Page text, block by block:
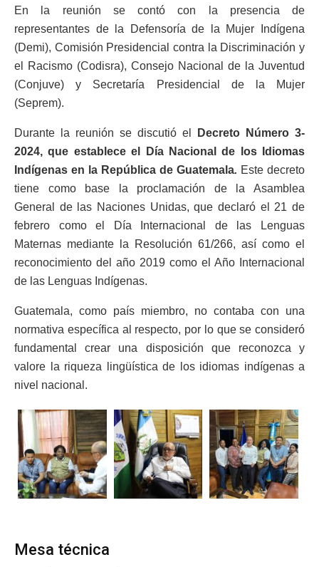
En la reunión se contó con la presencia de
representantes de la Defensoría de la Mujer Indígena
(Demi), Comisión Presidencial contra la Discriminación y
el Racismo (Codisra), Consejo Nacional de la Juventud
(Conjuve) y Secretaría Presidencial de la Mujer
(Seprem).
Durante la reunión se discutió el
Decreto Número 3-
2024, que establece el Día Nacional de los Idiomas
Indígenas en la República de Guatemala. Este decreto
tiene como base la proclamación de la Asamblea
General de las Naciones Unidas, que declaró el 21 de
febrero como el Día Internacional de las Lenguas
Maternas mediante la Resolución 61/266, así como el
reconocimiento del año 2019 como el Año Internacional
de las Lenguas Indígenas.
Guatemala, como país miembro, no contaba con una
normativa específica al respecto, por lo que se consideró
fundamental crear una disposición que reconozca y
valore la riqueza lingüística de los idiomas indígenas a
nivel nacional.
Mesa técnica